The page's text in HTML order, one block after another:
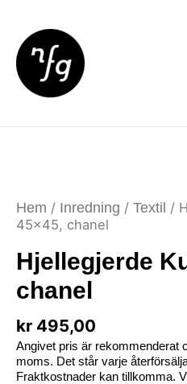
Hem / Inredning / Textil /
45×45, chanel
Hjellegjerde
chanel
kr 495,00
Angivet pris är rekommenderat
moms. Det står varje
Fraktkostnader kan tillkomma.